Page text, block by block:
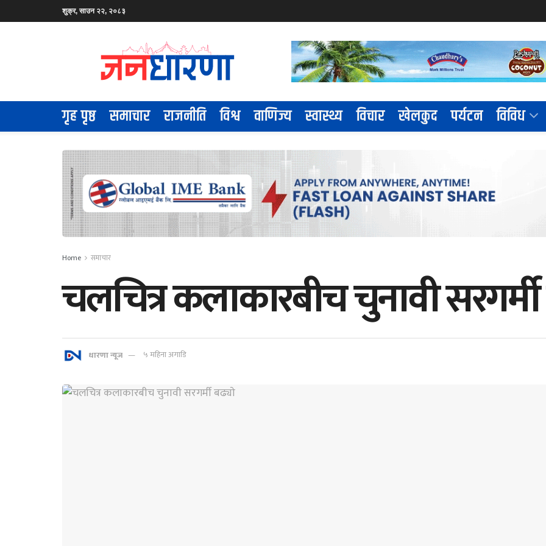
शुक्र, साउन २२, २०८३
गृह पृष्ठ समाचार राजनीति विश्व वाणिज्य स्वास्थ्य विचार खेलकुद पर्यटन विविध
Home समाचार
चलचित्र कलाकारबीच चुनावी
धारणा न्यूज ५ महिना अगाडि